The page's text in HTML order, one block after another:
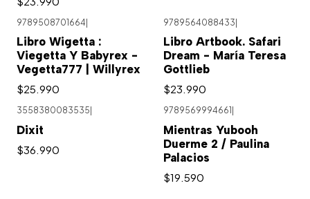
9789508701664
Libro Wigetta :
Viegetta Y Babyrex -
Vegetta777 | Willyrex
$25.990
9789564088433
Libro Artbook. Safari
Dream - María Teresa
Gottlieb
$23.990
3558380083535
Dixit
$36.990
9789569994661
Mientras Yubooh
Duerme 2 / Paulina
Palacios
$19.590